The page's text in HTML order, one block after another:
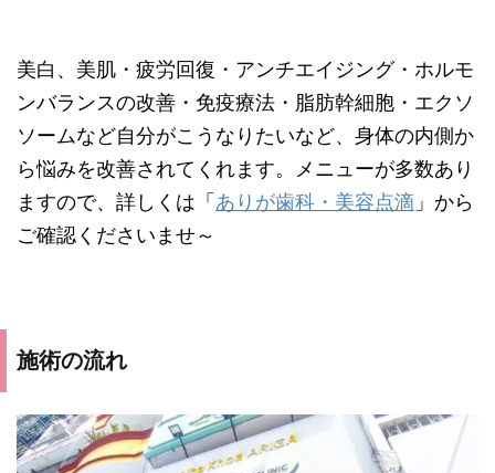
美白、美肌・疲労回復・アンチエイジング・ホルモ
ンバランスの改善・免疫療法・脂肪幹細胞・エクソ
ソームなど自分がこうなりたいなど、身体の内側か
ら悩みを改善されてくれます。メニューが多数あり
ますので、詳しくは「 ありが歯科・美容点滴 」から
ご確認くださいませ～
施術の流れ